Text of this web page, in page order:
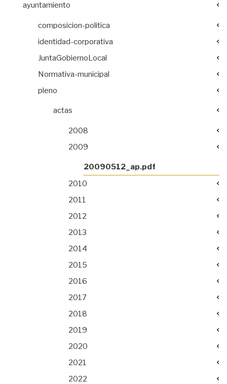
ayuntamiento
composicion-politica
identidad-corporativa
JuntaGobiernoLocal
Normativa-municipal
pleno
actas
2008
2009
20090512_ap.pdf
2010
2011
2012
2013
2014
2015
2016
2017
2018
2019
2020
2021
2022